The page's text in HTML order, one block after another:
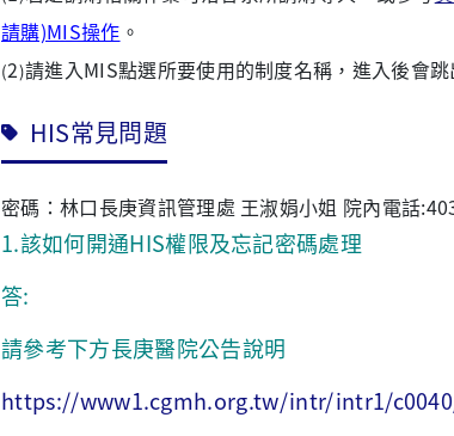
請購)MIS操作 。
(2)請進入MIS點選所要使用的制度名稱，進入後會
HIS常見問題
密碼：林口長庚資訊管理處 王淑娟小姐 院內電話
1.該如何開通HIS權限及忘記密碼處理
答:
請參考下方長庚醫院公告說明
https://www1.cgmh.org.tw/intr/intr1/c0040/